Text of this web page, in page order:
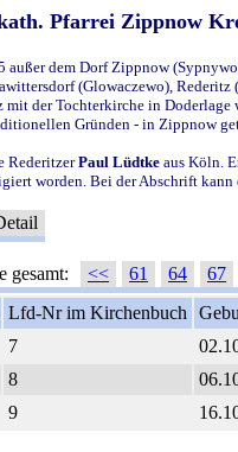
Pfarrei Zippnow
außer dem Dorf Zippnow
(Glowaczewo),
der Tochterkirche in Doderlage
Gründen - in Zippnow
RederitzerPaul Lüdtke aus Köln.
worden. Bei der Abschrift kann
gesamt: << 61 64 67
Lfd-Nr im Kirchenbuch
7
8
9